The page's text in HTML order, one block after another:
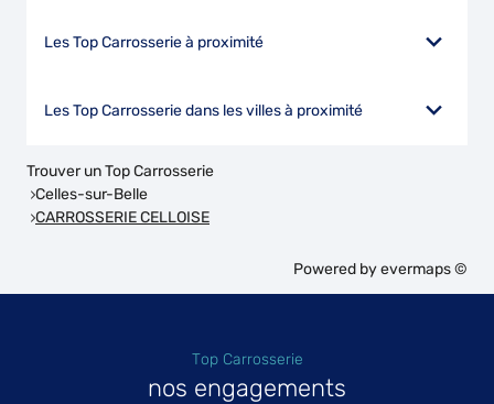
Les Top Carrosserie à proximité
Les Top Carrosserie dans les villes à proximité
Trouver un Top Carrosserie
Celles-sur-Belle
CARROSSERIE CELLOISE
Powered byevermaps ©
Top Carrosserie
nos engagements